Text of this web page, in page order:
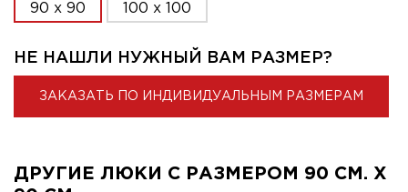
90 x 90 100 x 100
НЕ НАШЛИ НУЖНЫЙ ВАМ РАЗМЕР?
ЗАКАЗАТЬ ПО ИНДИВИДУАЛЬНЫМ РАЗМЕРАМ
ДРУГИЕ ЛЮКИ С РАЗМЕРОМ 90 СМ. X